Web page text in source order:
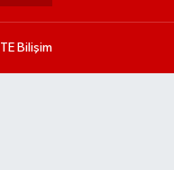
TE Bilişim